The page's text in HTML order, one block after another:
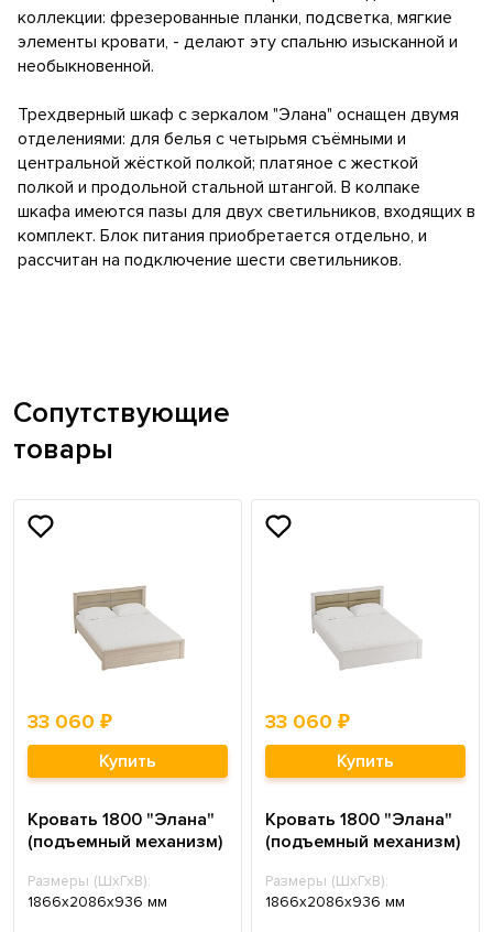
коллекции: фрезерованные планки, подсветка, мягкие
элементы кровати, - делают эту спальню изысканной и
необыкновенной.
Трехдверный шкаф с зеркалом "Элана" оснащен двумя
отделениями: для белья с четырьмя съёмными и
центральной жёсткой полкой; платяное с жесткой
полкой и продольной стальной штангой. В колпаке
шкафа имеются пазы для двух светильников, входящих в
комплект. Блок питания приобретается отдельно, и
рассчитан на подключение шести светильников.
Сопутствующие
товары
33 060 ₽
Купить
Кровать 1800 "Элана"
(подъемный механизм)
Размеры (ШхГхВ):
1866х2086х936 мм
33 060 ₽
Купить
Кровать 1800 "Элана"
(подъемный механизм)
Размеры (ШхГхВ):
1866х2086х936 мм